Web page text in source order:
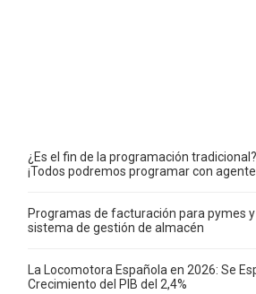
¿Es el fin de la programación tradicional?
¡Todos podremos programar con
Programas de facturación para pymes y
sistema de gestión de almacén
La Locomotora Española en 2026: Se
Crecimiento del PIB del 2,4%